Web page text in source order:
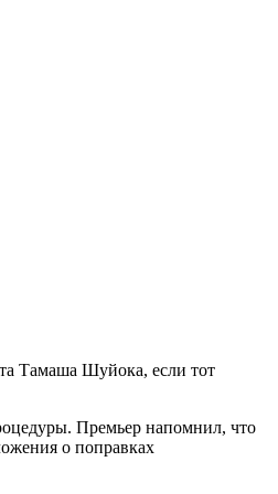
Тамаша Шуйока, если тот
Премьер напомнил, что
о поправках